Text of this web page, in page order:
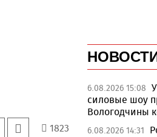
1823
6.08.2026 15:08
силовые шоу
Вологодчины
6.08.2026 14:31